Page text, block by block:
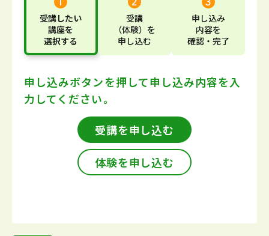
受講したい
講座を
選択する
受講
（体験） を
申し込む
申し込み
内容を
確認・完了
申し込みボタンを押して申し込み内容を入
力してください。
受講を申し込む
体験を申し込む